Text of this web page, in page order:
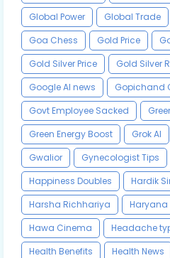
Global Power
Global Trade
Goa Chess
Gold Price
Gold Silver Price
Gold Silver
Google AI news
Gopichand
Govt Employee Sacked
Green Energy Boost
Grok AI
Gwalior
Gynecologist Tips
Happiness Doubles
Hardik
Harsha Richhariya
Haryana
Hawa Cinema
Headache
Health Benefits
Health News